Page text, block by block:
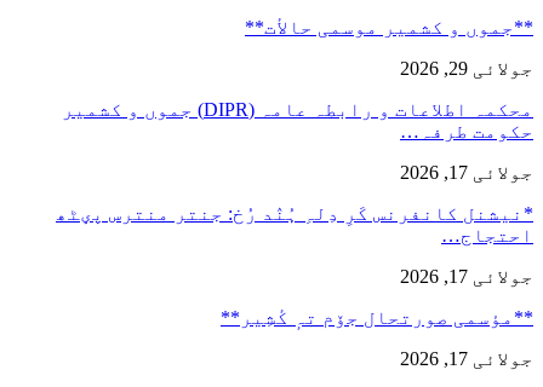
**جموں و كشمیر موسمی حالأت**
جولائی 29, 2026
محکمہ اطلاعات و رابطہ عامہ (DIPR) جموں و کشمیر
حکومت طرفہ…
جولائی 17, 2026
*نیشنل کانفرنس کَرِ دِلہِ ہُنٛد رُخ: جنتر منترس پؠٹھ
احتجاج…
جولائی 17, 2026
**مؤسمی صورتحال جۆم تہٕ کٔشِیر**
جولائی 17, 2026